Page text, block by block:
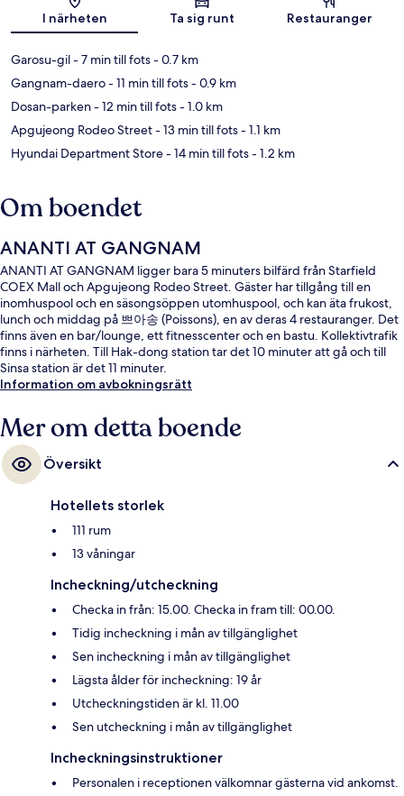
Karta
I närheten Ta sig runt Restauranger
Garosu-gil- 7 min till fots- 0.7 km
Gangnam-daero- 11 min till fots- 0.9 km
Dosan-parken- 12 min till fots- 1.0 km
Apgujeong Rodeo Street- 13 min till fots- 1.1 km
Hyundai Department Store- 14 min till fots- 1.2 km
Om boendet
ANANTI AT GANGNAM
ANANTI AT GANGNAM ligger bara 5 minuters bilfärd från Starfield
COEX Mall och Apgujeong Rodeo Street. Gäster har tillgång till en
inomhuspool och en säsongsöppen utomhuspool, och kan äta frukost,
lunch och middag på 쁘아송 (Poissons), en av deras 4 restauranger. Det
finns även en bar/lounge, ett fitnesscenter och en bastu. Kollektivtrafik
finns i närheten. Till Hak-dong station tar det 10 minuter att gå och till
Sinsa station är det 11 minuter.
Information om avbokningsrätt
Mer om detta boende
Översikt
Hotellets storlek
111 rum
13 våningar
Incheckning/utcheckning
Checka in från: 15.00. Checka in fram till: 00.00.
Tidig incheckning i mån av tillgänglighet
Sen incheckning i mån av tillgänglighet
Lägsta ålder för incheckning: 19 år
Utcheckningstiden är kl. 11.00
Sen utcheckning i mån av tillgänglighet
Incheckningsinstruktioner
Personalen i receptionen välkomnar gästerna vid ankomst.